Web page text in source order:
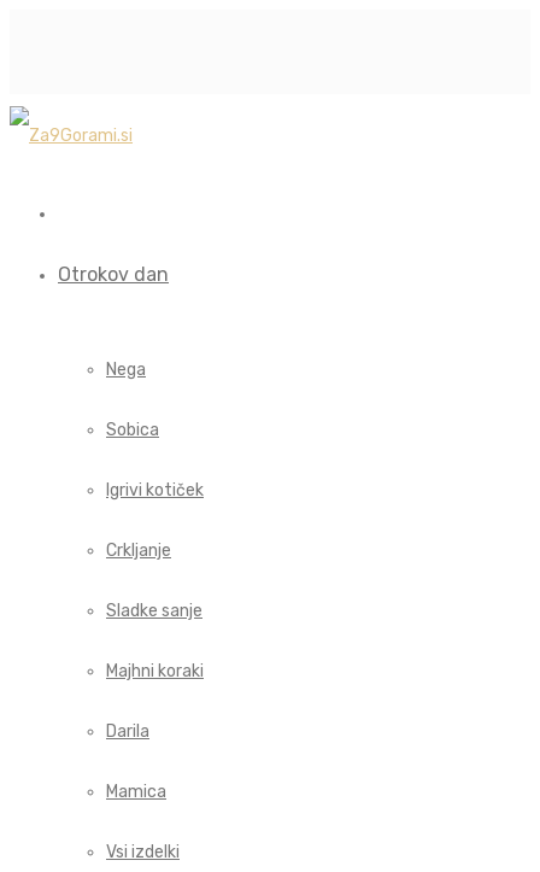
Otrokov dan
Nega
Sobica
Igrivi kotiček
Crkljanje
Sladke sanje
Majhni koraki
Darila
Mamica
Vsi izdelki